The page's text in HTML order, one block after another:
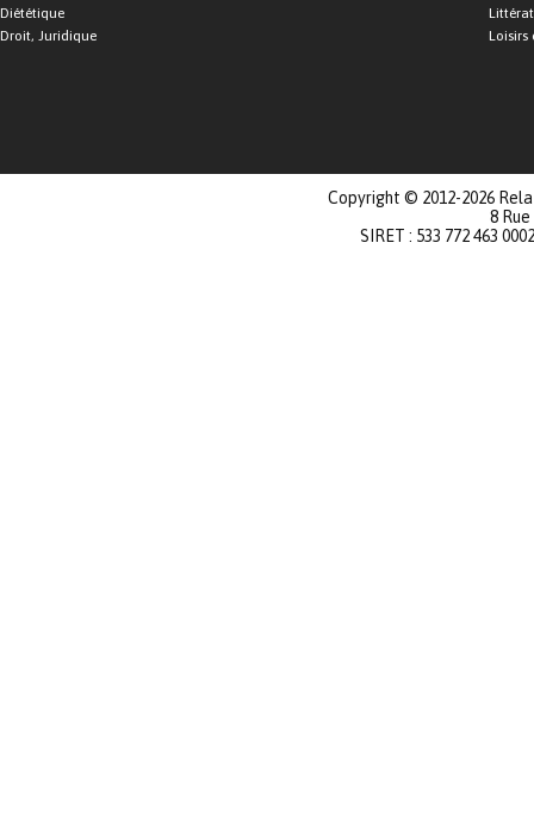
Diététique
Droit, Juridique
Loisirs
Copyright © 2012-2026
8
SIRET : 533 772 463